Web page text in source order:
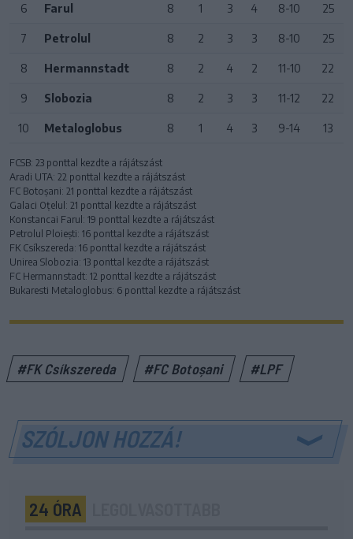
6 Farul 8 1 3 4 8-10 25
7 Petrolul 8 2 3 3 8-10 25
8 Hermannstadt 8 2 4 2 11-10 22
9 Slobozia 8 2 3 3 11-12 22
10 Metaloglobus 8 1 4 3 9-14 13
FCSB: 23 ponttal kezdte a rájátszást
Aradi UTA: 22 ponttal kezdte a rájátszást
FC Botoșani: 21 ponttal kezdte a rájátszást
Galaci Oțelul: 21 ponttal kezdte a rájátszást
Konstancai Farul: 19 ponttal kezdte a rájátszást
Petrolul Ploiești: 16 ponttal kezdte a rájátszást
FK Csíkszereda: 16 ponttal kezdte a rájátszást
Unirea Slobozia: 13 ponttal kezdte a rájátszást
FC Hermannstadt: 12 ponttal kezdte a rájátszást
Bukaresti Metaloglobus: 6 ponttal kezdte a rájátszást
#FK Csíkszereda #FC Botoșani #LPF
SZÓLJON HOZZÁ!
24 ÓRA